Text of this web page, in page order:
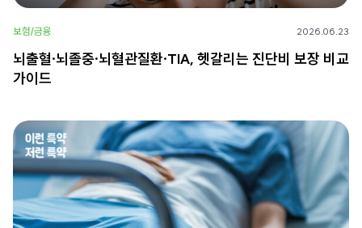
보험/금융 2026.06.23
뇌출혈·뇌졸중·뇌혈관질환·TIA, 헷갈리는 진단비 보장 비교
가이드